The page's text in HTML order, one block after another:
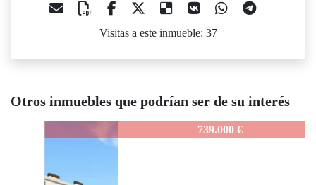
Visitas a este inmueble: 37
Otros inmuebles que podrían ser de su interés
IDEPPCH11A